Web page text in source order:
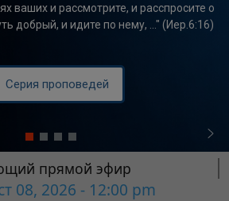
ваших и рассмотрите, и расспросите о
добрый, и идите по нему, ..." (Иер.6:16)
Серия проповедей
прямой эфир
08, 2026 - 12:00 pm